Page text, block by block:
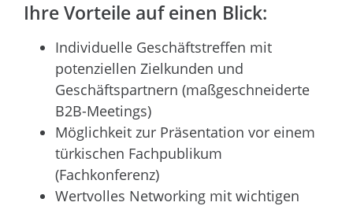
Ihre Vorteile auf einen Blick:
Individuelle Geschäftstreffen mit
potenziellen Zielkunden und
Geschäftspartnern (maßgeschneiderte
B2B-Meetings)
Möglichkeit zur Präsentation vor einem
türkischen Fachpublikum
(Fachkonferenz)
Wertvolles Networking mit wichtigen